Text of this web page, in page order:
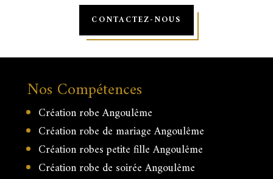
CONTACTEZ-NOUS
Nos Compétences
Création robe Angoulême
Création robe de mariage Angoulême
Création robes petite fille Angoulême
Création robe de soirée Angoulême